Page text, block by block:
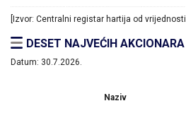
[Izvor: Centralni registar hartija od vrijednosti
DESET NAJVEĆIH AKCIONARA
Datum: 30.7.2026.
Naziv